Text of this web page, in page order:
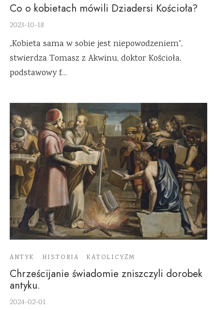
Co o kobietach mówili Dziadersi Kościoła?
2023-10-18
„Kobieta sama w sobie jest niepowodzeniem”,
stwierdza Tomasz z Akwinu, doktor Kościoła,
podstawowy f…
ANTYK HISTORIA KATOLICYZM
Chrześcijanie świadomie zniszczyli dorobek
antyku.
2024-02-01